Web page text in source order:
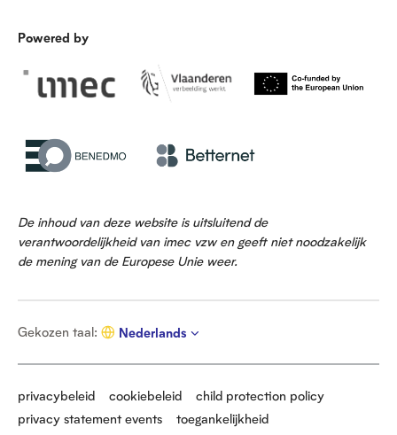
Powered by
De inhoud van deze website is uitsluitend de
verantwoordelijkheid van imec vzw en geeft niet noodzakelijk
de mening van de Europese Unie weer.
Gekozen taal:
G
k
z
n
Nederlands
privacybeleid cookiebeleid
child protection policy
privacy statement events
toegankelijkheid